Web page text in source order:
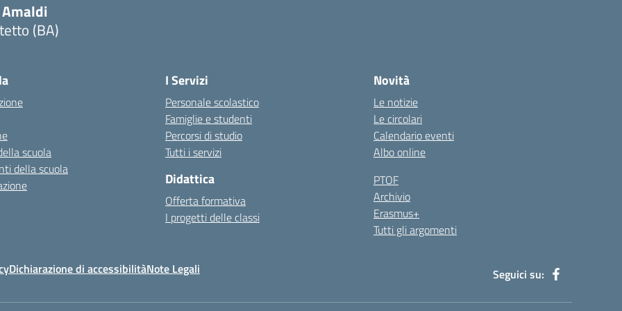
(BA)
scuola
della scuola
I Servizi
Personale scolastico
Famiglie e studenti
Percorsi di studio
Tutti i servizi
Didattica
Offerta formativa
I progetti delle classi
Novità
Le notizie
Le circolari
Calendario eventi
Albo online
PTOF
Archivio
Erasmus+
Tutti gli argomenti
Dichiarazione di accessibilitàNote Legali Seguici su: